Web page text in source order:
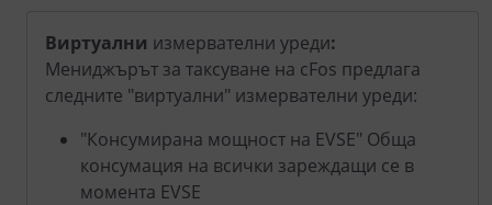
Виртуални измервателни уреди:
Мениджърът за таксуване на cFos предлага
следните "виртуални" измервателни уреди:
"Консумирана мощност на EVSE" Обща
консумация на всички зареждащи се в
момента EVSE